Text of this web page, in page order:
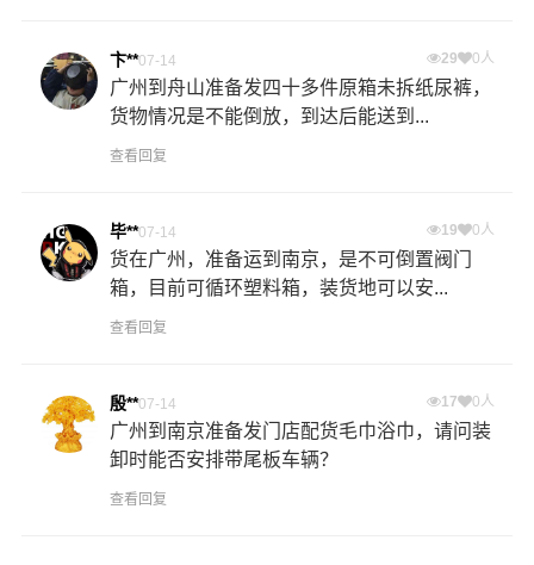
卞**07-14 29 0人
广州到舟山准备发四十多件原箱未拆纸尿裤，
货物情况是不能倒放，到达后能送到...
查看回复
毕**07-14 19 0人
货在广州，准备运到南京，是不可倒置阀门
箱，目前可循环塑料箱，装货地可以安...
查看回复
殷**07-14 17 0人
广州到南京准备发门店配货毛巾浴巾，请问装
卸时能否安排带尾板车辆？
查看回复